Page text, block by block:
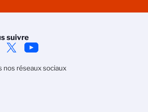
suivre
nos réseaux sociaux